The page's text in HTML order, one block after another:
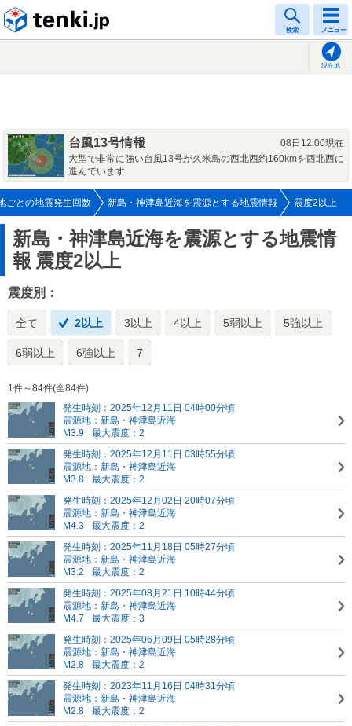
検索 メニュー
現在地
台風13号情報
08日12:00現在
大型で非常に強い台風13号が久米島の西北西約160kmを西北西に
進んでいます
ごとの地震発生回数 新島・神津島近海を震源とする地震情報 震度2以上
新島・神津島近海を震源とする地震情
報 震度2以上
震度別：
全て 2以上 3以上 4以上 5弱以上 5強以上
6弱以上 6強以上 7
1件～84件(全84件)
発生時刻：2025年12月11日 04時00分頃
震源地：新島・神津島近海
M3.9
最大震度：2
発生時刻：2025年12月11日 03時55分頃
震源地：新島・神津島近海
M3.8
最大震度：2
発生時刻：2025年12月02日 20時07分頃
震源地：新島・神津島近海
M4.3
最大震度：2
発生時刻：2025年11月18日 05時27分頃
震源地：新島・神津島近海
M3.2
最大震度：2
発生時刻：2025年08月21日 10時44分頃
震源地：新島・神津島近海
M4.7
最大震度：3
発生時刻：2025年06月09日 05時28分頃
震源地：新島・神津島近海
M2.8
最大震度：2
発生時刻：2023年11月16日 04時31分頃
震源地：新島・神津島近海
M2.8
最大震度：2